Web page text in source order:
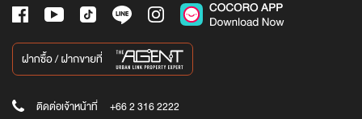
ติดต่อเจ้าหน้าที่ +66 2 316 2222